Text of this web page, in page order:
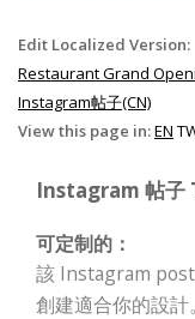
Edit Localized Version:
Restaurant Grand
Instagram帖子(CN)
View this page in:EN
Instagram 帖
可定制的：
該 Instagram
創建適合你的設